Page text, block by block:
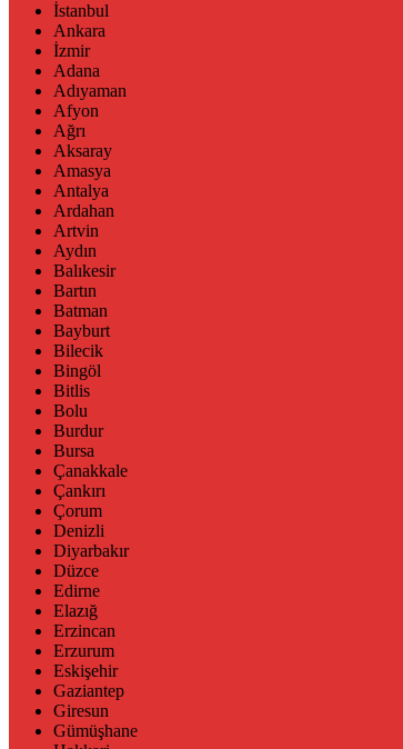
İstanbul
Ankara
İzmir
Adana
Adıyaman
Afyon
Ağrı
Aksaray
Amasya
Antalya
Ardahan
Artvin
Aydın
Balıkesir
Bartın
Batman
Bayburt
Bilecik
Bingöl
Bitlis
Bolu
Burdur
Bursa
Çanakkale
Çankırı
Çorum
Denizli
Diyarbakır
Düzce
Edirne
Elazığ
Erzincan
Erzurum
Eskişehir
Gaziantep
Giresun
Gümüşhane